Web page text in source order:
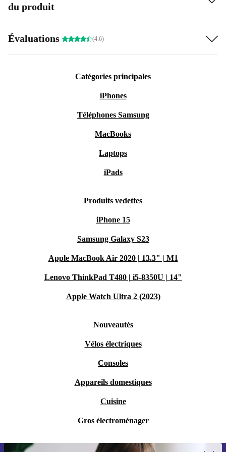
du produit
Évaluations (4.6)
Catégories principales
iPhones
Téléphones Samsung
MacBooks
Laptops
iPads
Produits vedettes
iPhone 15
Samsung Galaxy S23
Apple MacBook Air 2020 | 13.3" | M1
Lenovo ThinkPad T480 | i5-8350U | 14"
Apple Watch Ultra 2 (2023)
Nouveautés
Vélos électriques
Consoles
Appareils domestiques
Cuisine
Gros électroménager